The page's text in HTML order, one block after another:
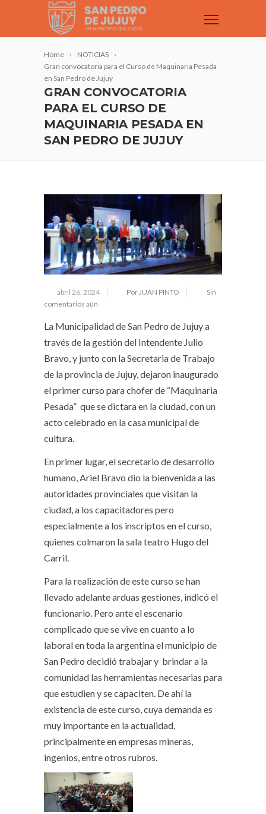
Home
NOTICIAS
Gran convocatoria para el Curso de Maquinaria Pesada
en San Pedro de Jujuy
GRAN CONVOCATORIA
PARA EL CURSO DE
MAQUINARIA PESADA EN
SAN PEDRO DE JUJUY
abril 26, 2024 Por JUAN PINTO
Sin
comentarios aún
La Municipalidad de San Pedro de Jujuy a
través de la gestión del Intendente Julio
Bravo, y junto con la Secretaria de Trabajo
de la provincia de Jujuy, dejaron inaugurado
el primer curso para chofer de “Maquinaria
Pesada” que se dictara en la ciudad, con un
acto celebrado en la casa municipal de
cultura.
En primer lugar, el secretario de desarrollo
humano, Ariel Bravo dio la bienvenida a las
autoridades provinciales que visitan la
ciudad, a los capacitadores pero
especialmente a los inscriptos en el curso,
quienes colmaron la sala teatro Hugo del
Carril.
Para la realización de este curso se han
llevado adelante arduas gestiones, indicó el
funcionario. Pero ante el escenario
complicado que se vive en cuanto a lo
laboral en toda la argentina el municipio de
San Pedro decidió trabajar y brindar a la
comunidad las herramientas necesarias para
que estudien y se capaciten. De ahí la
existencia de este curso, cuya demanda es
muy importante en la actualidad,
principalmente en empresas mineras,
ingenios, entre otros rubros.